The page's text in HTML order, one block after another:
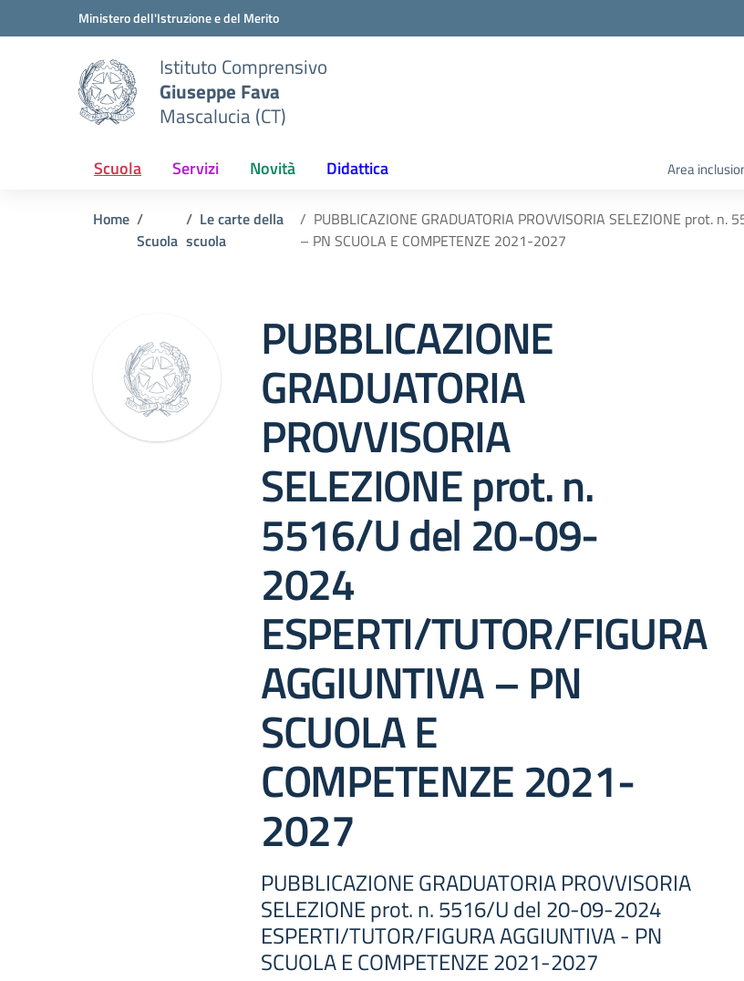
Vai ai contenuti
Vai al menu di navigazioneMinistero dell'Istruzione e del Merito
Istituto Comprensivo
Giuseppe Fava
Mascalucia (CT)
Scuola Servizi Novità Didattica Area
Home
Scuola
Le carte della
scuola
PUBBLICAZIONE GRADUATORIA PROVVISORIA SELEZIONE prot.
– PN SCUOLA E COMPETENZE 2021-2027
PUBBLICAZIONE
GRADUATORIA
PROVVISORIA
SELEZIONE prot. n.
5516/U del 20-09-
2024
ESPERTI/TUTOR/FIGURA
AGGIUNTIVA – PN
SCUOLA E
COMPETENZE 2021-
2027
PUBBLICAZIONE GRADUATORIA PROVVISORIA
SELEZIONE prot. n. 5516/U del 20-09-2024
ESPERTI/TUTOR/FIGURA AGGIUNTIVA - PN
SCUOLA E COMPETENZE 2021-2027